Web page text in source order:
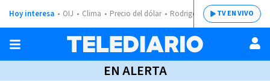
Hoy interesa OIJ Clima Precio del dólar Rodrigo ChavesTV EN VIVO
EN ALERTA